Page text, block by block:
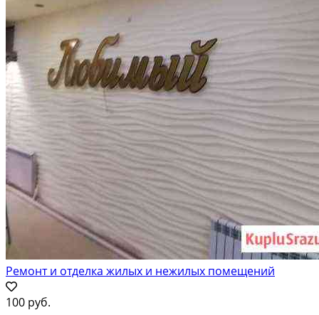
Ремонт и отделка жилых и нежилых помещений
100 руб.